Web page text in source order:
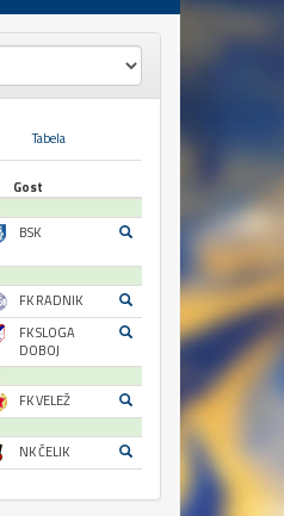
Tabela
Gost
BSK
FK RADNIK
FK SLOGA
DOBOJ
FK VELEŽ
NK ČELIK